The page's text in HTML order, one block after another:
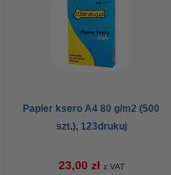
Papier ksero A4 80 g/m2 (500
szt.), 123drukuj
23,00 zł z VAT